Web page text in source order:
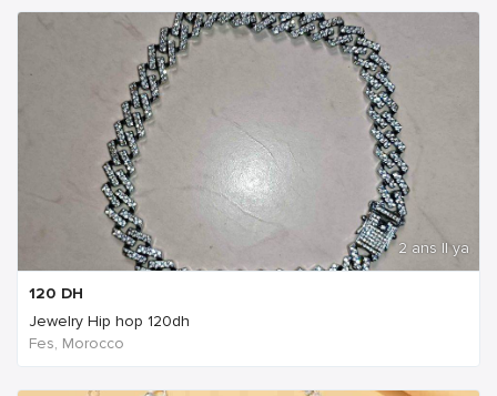
2 ans Il ya
120 DH
Jewelry Hip hop 120dh
Fes, Morocco